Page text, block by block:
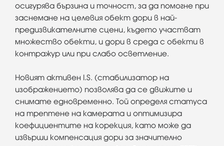
осигурява бързина и точност, за да помогне при
заснемане на целевия обект дори в най-
предизвикателните сцени, където участват
множество обекти, и дори в среда с обекти в
контражур или при слабо осветление.
Новият активен I.S. (стабилизатор на
изображението) позволява да се движите и
снимате едновременно. Той определя статуса
на трептене на камерата и оптимизира
коефициентите на корекция, като може да
извърши компенсация дори за значително